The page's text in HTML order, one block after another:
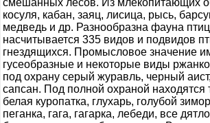
смешанных лесов. Из млекопитающих
косуля, кабан, заяц, лисица, рысь,
медведь и др. Разнообразна фауна
насчитывается 335 видов и подвидов
гнездящихся. Промысловое значение
гусеобразные и некоторые виды
под охрану серый журавль, черный
сапсан. Под полной охраной находятся
белая куропатка, глухарь, голубой
пеганка, гага, гагарка, лебеди, все